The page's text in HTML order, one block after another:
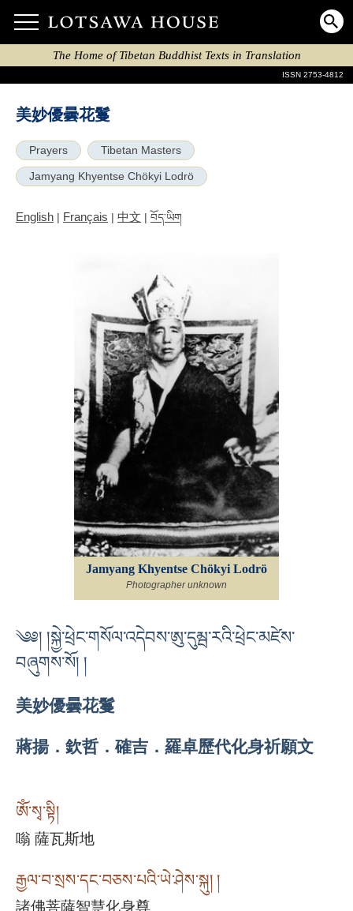
The Home of Tibetan Buddhist Texts in Translation
ISSN 2753-4812
美妙優曇花鬘
Prayers Tibetan Masters
Jamyang Khyentse Chökyi Lodrö
English | Français | 中文 | བོད་ཡིག
Jamyang Khyentse Chökyi Lodrö
Photographer unknown
༄༅། །སྐྱེ་ཕྲེང་གསོལ་འདེབས་ཨུ་དུམྦ་རའི་ཕྲེང་མཛེས་
བཞུགས་སོ། །
美妙優曇花鬘
蔣揚．欽哲．確吉．羅卓歷代化身祈願文
ཨོཾ་སྭ་སྟི།
嗡 薩瓦斯地
རྒྱལ་བ་སྲས་དང་བཅས་པའི་ཡེ་ཤེས་སྐུ། །
諸佛菩薩智慧化身尊